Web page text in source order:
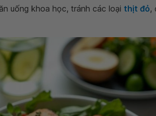
uống khoa học, tránh các loại thịt đỏ,